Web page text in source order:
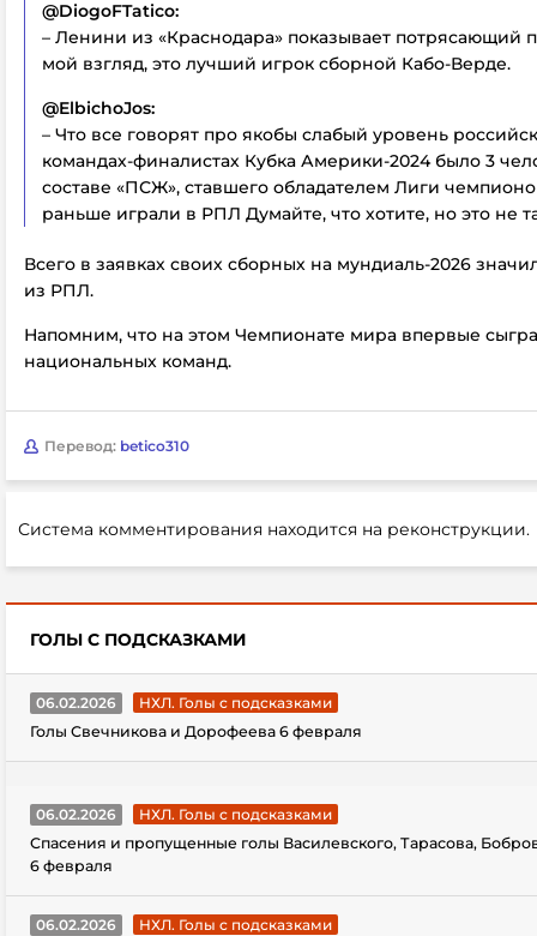
@DiogoFTatico:
– Ленини из «Краснодара» показывает потрясающий
мой взгляд, это лучший игрок сборной Кабо-Верде.
@ElbichoJos:
– Что все говорят про якобы слабый уровень
командах-финалистах Кубка Америки-2024 было 3
составе «ПСЖ», ставшего обладателем Лиги
раньше играли в РПЛ Думайте, что хотите, но это не
Всего в заявках своих сборных на мундиаль-2026
из РПЛ.
Напомним, что на этом Чемпионате мира впервые
национальных команд.
Перевод: betico310
Система комментирования находится на реконструкции.
ГОЛЫ С ПОДСКАЗКАМИ
06.02.2026
НХЛ. Голы с подсказками
Голы Свечникова и Дорофеева 6 февраля
06.02.2026
НХЛ. Голы с подсказками
Спасения и пропущенные голы Василевского, Тарасова,
6 февраля
06.02.2026
НХЛ. Голы с подсказками